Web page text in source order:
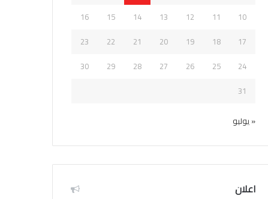
10
11
12
13
14
15
16
17
18
19
20
21
22
23
24
25
26
27
28
29
30
31
« يوليو
اعلان